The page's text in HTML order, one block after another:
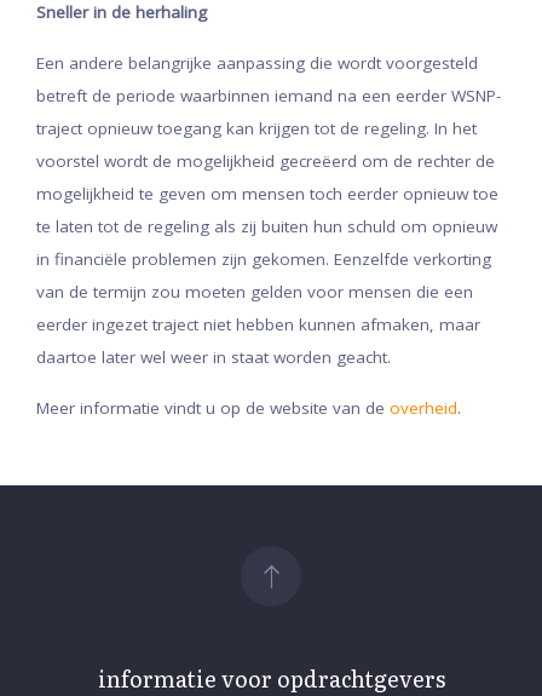
Sneller in de herhaling
Een andere belangrijke aanpassing die wordt voorgesteld
betreft de periode waarbinnen iemand na een eerder WSNP-
traject opnieuw toegang kan krijgen tot de regeling. In het
voorstel wordt de mogelijkheid gecreëerd om de rechter de
mogelijkheid te geven om mensen toch eerder opnieuw toe
te laten tot de regeling als zij buiten hun schuld om opnieuw
in financiële problemen zijn gekomen. Eenzelfde verkorting
van de termijn zou moeten gelden voor mensen die een
eerder ingezet traject niet hebben kunnen afmaken, maar
daartoe later wel weer in staat worden geacht.
Meer informatie vindt u op de website van de overheid.
informatie voor opdrachtgevers